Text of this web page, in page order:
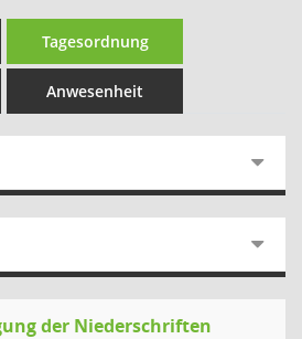
Tagesordnung
Anwesenheit
der Niederschriften